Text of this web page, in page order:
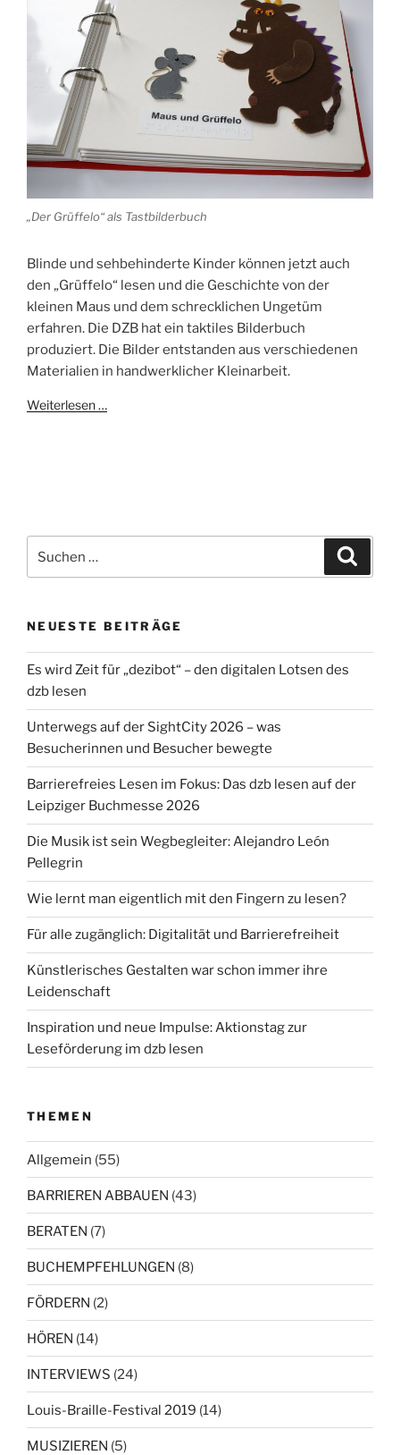
„Der Grüffelo“ als Tastbilderbuch
Blinde und sehbehinderte Kinder können jetzt auch
den „Grüffelo“ lesen und die Geschichte von der
kleinen Maus und dem schrecklichen Ungetüm
erfahren. Die DZB hat ein taktiles Bilderbuch
produziert. Die Bilder entstanden aus verschiedenen
Materialien in handwerklicher Kleinarbeit.
Weiterlesen …
nach:
NEUESTE BEITRÄGE
Es wird Zeit für „dezibot“ – den digitalen Lotsen des
dzb lesen
Unterwegs auf der SightCity 2026 – was
Besucherinnen und Besucher bewegte
Barrierefreies Lesen im Fokus: Das dzb lesen auf der
Leipziger Buchmesse 2026
Die Musik ist sein Wegbegleiter: Alejandro León
Pellegrin
Wie lernt man eigentlich mit den Fingern zu lesen?
Für alle zugänglich: Digitalität und Barrierefreiheit
Künstlerisches Gestalten war schon immer ihre
Leidenschaft
Inspiration und neue Impulse: Aktionstag zur
Leseförderung im dzb lesen
THEMEN
Allgemein (55)
BARRIEREN ABBAUEN (43)
BERATEN (7)
BUCHEMPFEHLUNGEN (8)
FÖRDERN (2)
HÖREN (14)
INTERVIEWS (24)
Louis-Braille-Festival 2019 (14)
MUSIZIEREN (5)